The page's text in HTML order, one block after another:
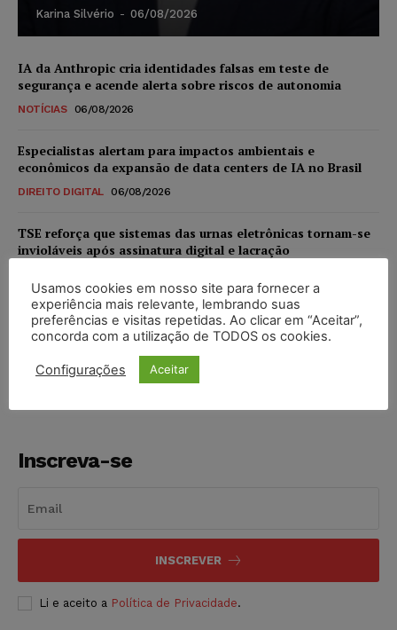
Karina Silvério - 06/08/2026
IA da Anthropic cria identidades falsas em teste de
segurança e acende alerta sobre riscos de autonomia
NOTÍCIAS 06/08/2026
Especialistas alertam para impactos ambientais e
econômicos da expansão de data centers de IA no Brasil
DIREITO DIGITAL 06/08/2026
TSE reforça que sistemas das urnas eletrônicas tornam-se
invioláveis após assinatura digital e lacração
STF inicia julgamento sobre constitucionalidade da
proibição dos jogos de azar no Brasil
Inscreva-se
INSCREVER
Li e aceito a Política de Privacidade.
Usamos cookies em nosso site para fornecer a
experiência mais relevante, lembrando suas
preferências e visitas repetidas. Ao clicar em “Aceitar”,
concorda com a utilização de TODOS os cookies.
Configurações Aceitar